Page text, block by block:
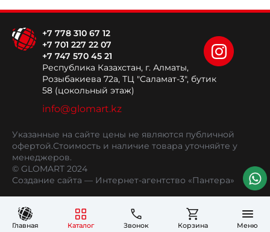
Главная Каталог Звонок Корзина Меню
+7 778 310 67 12
+7 701 227 22 07
+7 747 570 45 21
Республика Казахстан, г. Алматы,
Розыбакиева 72а, ТЦ "Саламат-3", бутик
58 (цокольный этаж)
info@glomart.kz
Указанные на сайте цены не являются публичной
офертой.Стоимость и наличие товара уточняйте у
менеджеров.
© GLOMART 2024
Создание сайта — Интернет-агентство «Пантера»